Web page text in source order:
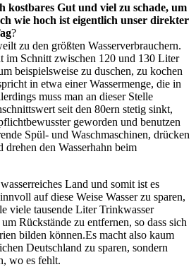
kostbares Gut und viel zu schade, um
wie hoch ist eigentlich unser direkter
?
zu den größten Wasserverbrauchern.
im Schnitt zwischen 120 und 130 Liter
beispielsweise zu duschen, zu kochen
in etwa einer Wassermenge, die in
muss man an dieser Stelle
seit den 80ern stetig sinkt,
geworden und benutzen
Spül- und Waschmaschinen, drücken
drehen den Wasserhahn beim
Land und somit ist es
auf diese Weise Wasser zu sparen,
viele tausende Liter Trinkwasser
Rückstände zu entfernen, so dass sich
bilden können.Es macht also kaum
Deutschland zu sparen, sondern
wo es fehlt.